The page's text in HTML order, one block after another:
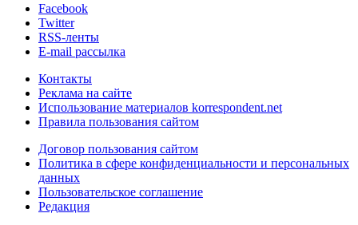
Facebook
Twitter
RSS-ленты
E-mail рассылка
Контакты
Реклама на сайте
Использование материалов korrespondent.net
Правила пользования сайтом
Договор пользования сайтом
Политика в сфере конфиденциальности и персональных
данных
Пользовательское соглашение
Редакция